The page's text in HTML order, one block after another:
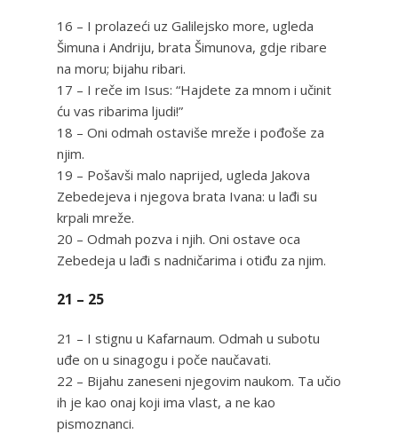
16 – I prolazeći uz Galilejsko more, ugleda
Šimuna i Andriju, brata Šimunova, gdje ribare
na moru; bijahu ribari.
17 – I reče im Isus: “Hajdete za mnom i učinit
ću vas ribarima ljudi!”
18 – Oni odmah ostaviše mreže i pođoše za
njim.
19 – Pošavši malo naprijed, ugleda Jakova
Zebedejeva i njegova brata Ivana: u lađi su
krpali mreže.
20 – Odmah pozva i njih. Oni ostave oca
Zebedeja u lađi s nadničarima i otiđu za njim.
21 – 25
21 – I stignu u Kafarnaum. Odmah u subotu
uđe on u sinagogu i poče naučavati.
22 – Bijahu zaneseni njegovim naukom. Ta učio
ih je kao onaj koji ima vlast, a ne kao
pismoznanci.